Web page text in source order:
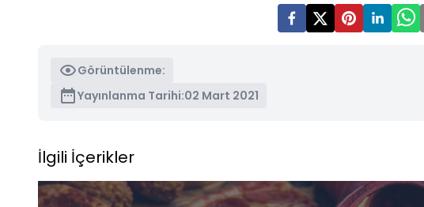
Görüntülenme:
Yayınlanma Tarihi:02 Mart 2021
İlgili İçerikler